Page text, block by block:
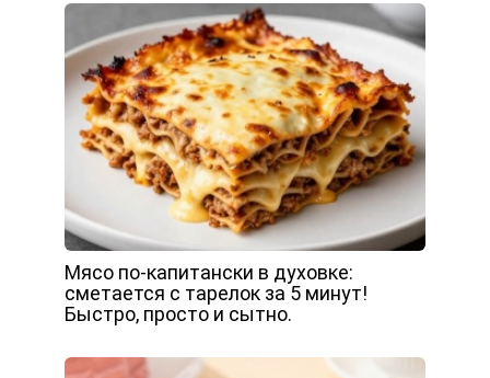
Мясо по-капитански в духовке:
сметается с тарелок за 5 минут!
Быстро, просто и сытно.